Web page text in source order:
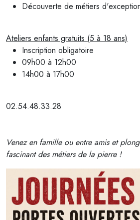
Découverte de métiers
Ateliers enfants gratuits (5 à 18 ans)
Inscription obligatoire
09h00 à 12h00
14h00 à 17h00
02.54.48.33.28
Venez en famille ou entre amis et
fascinant des métiers de la pierre !